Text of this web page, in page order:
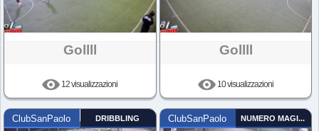
Gollll
12 visualizzazioni
Gollll
10 visualizzazioni
ClubSanPaolo DRIBBLING ClubSanPaolo NUMERO MAGICO